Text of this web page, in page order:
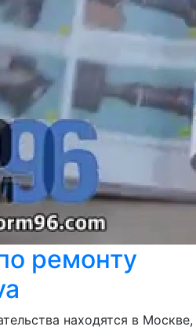
ремонту
находятся в Москве,